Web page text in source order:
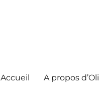
Accueil A propos d’Oli